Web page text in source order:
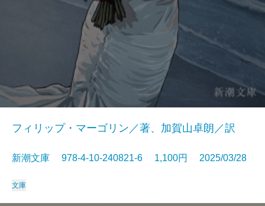
フィリップ・マーゴリン／著、加賀山卓朗／訳
新潮文庫 978-4-10-240821-6 1,100円 2025/03/28
文庫